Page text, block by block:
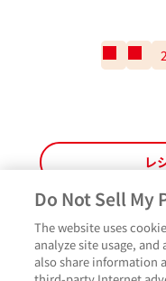
番
ペ
ー
ジ
の
2
レ
よくあるご質問 ご利用規約
サイトマップお問い
Do Not Sell My
The website uses
analyze site usage,
also share information